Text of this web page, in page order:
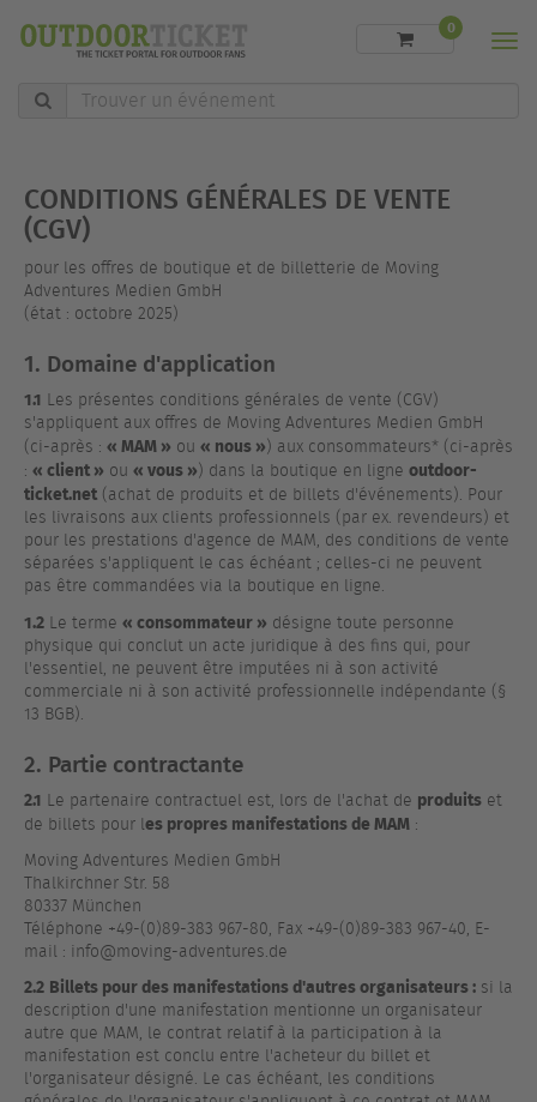
Trouver
0
CONDITIONS GÉNÉRALES DE VENTE
(CGV)
pour les offres de boutique et de billetterie de Moving
Adventures Medien GmbH
(état : octobre 2025)
1. Domaine d'application
1.1 Les présentes conditions générales de vente (CGV)
s'appliquent aux offres de Moving Adventures Medien GmbH
(ci-après : « MAM » ou « nous ») aux consommateurs* (ci-après
: « client » ou « vous ») dans la boutique en ligne outdoor-
ticket.net (achat de produits et de billets d'événements). Pour
les livraisons aux clients professionnels (par ex. revendeurs) et
pour les prestations d'agence de MAM, des conditions de vente
séparées s'appliquent le cas échéant ; celles-ci ne peuvent
pas être commandées via la boutique en ligne.
1.2 Le terme « consommateur » désigne toute personne
physique qui conclut un acte juridique à des fins qui, pour
l'essentiel, ne peuvent être imputées ni à son activité
commerciale ni à son activité professionnelle indépendante (§
13 BGB).
2. Partie contractante
2.1 Le partenaire contractuel est, lors de l'achat de produits et
de billets pour les propres manifestations de MAM :
Moving Adventures Medien GmbH
Thalkirchner Str. 58
80337 München
Téléphone +49-(0)89-383 967-80, Fax +49-(0)89-383 967-40, E-
mail : info@moving-adventures.de
2.2 Billets pour des manifestations d'autres organisateurs : si la
description d'une manifestation mentionne un organisateur
autre que MAM, le contrat relatif à la participation à la
manifestation est conclu entre l'acheteur du billet et
l'organisateur désigné. Le cas échéant, les conditions